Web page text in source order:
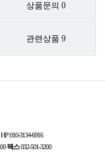
상품문의 0
관련상품 9
3134-6916
팩스032-501-3200